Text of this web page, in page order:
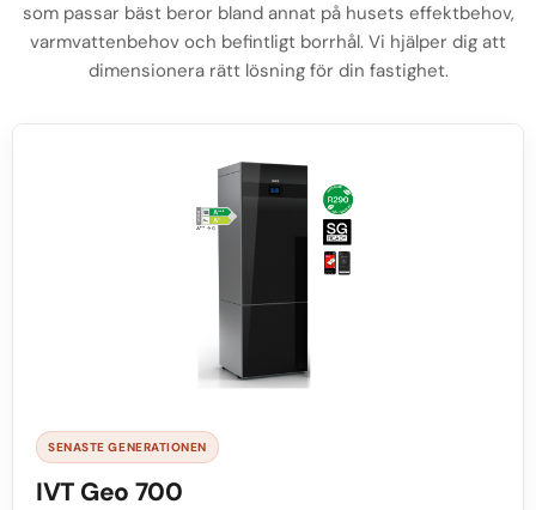
som passar bäst beror bland annat på husets effektbehov,
varmvattenbehov och befintligt borrhål. Vi hjälper dig att
dimensionera rätt lösning för din fastighet.
SENASTE GENERATIONEN
IVT Geo 700